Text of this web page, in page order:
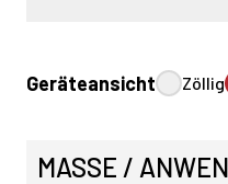
Geräteansicht Zöllig
MASSE /